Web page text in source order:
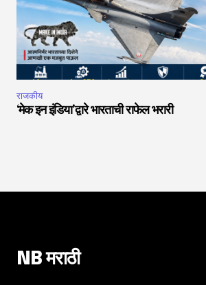
राजकीय
‘मेक इन इंडिया’द्वारे भारताची राफेल भरारी
NB मराठी